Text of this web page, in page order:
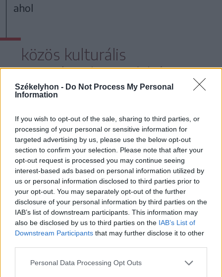
Székelyhon - Do Not Process My Personal
Information
If you wish to opt-out of the sale, sharing to third parties, or
processing of your personal or sensitive information for
targeted advertising by us, please use the below opt-out
section to confirm your selection. Please note that after your
opt-out request is processed you may continue seeing
interest-based ads based on personal information utilized by
us or personal information disclosed to third parties prior to
your opt-out. You may separately opt-out of the further
disclosure of your personal information by third parties on the
IAB’s list of downstream participants. This information may
also be disclosed by us to third parties on the IAB’s List of
Downstream Participants that may further disclose it to other
Personal Data Processing Opt Outs
ahol
közös kulturális
eseményeket, színházi
előadásokat is szerveznek,
találkoznak és egyeztetnek
több ország politikusai is.
A központ mellett egy magas kilátó is van,
ha arra járunk mindenképp érdemes
fentről is megnézni a patinás kisvárost.